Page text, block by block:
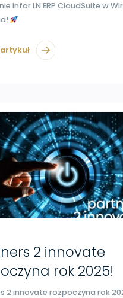
Infor LN ERP CloudSuite w
2 innovate
rok 2025!
2 innovate rozpoczyna rok